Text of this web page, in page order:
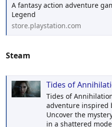
A fantasy action adventure
Legend
store.playstation.com
Steam
Tides of
Tides of
adventure inspired
Uncover the
in a shattered